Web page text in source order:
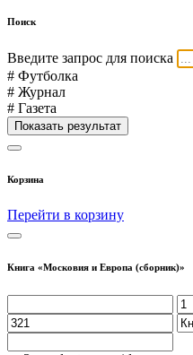
Поиск
Введите запрос для поиска
# Футболка
# Журнал
# Газета
Показать результат
Корзина
Перейти в корзину
Книга «Московия и Европа (сборник)»